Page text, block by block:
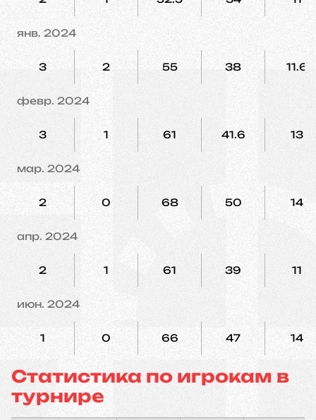
янв. 2024
3 2 55 38 11.6
февр. 2024
3 1 61 41.6 13
мар. 2024
2 0 68 50 14
апр. 2024
2 1 61 39 11
июн. 2024
1 0 66 47 14
Статистика по игрокам в
турнире